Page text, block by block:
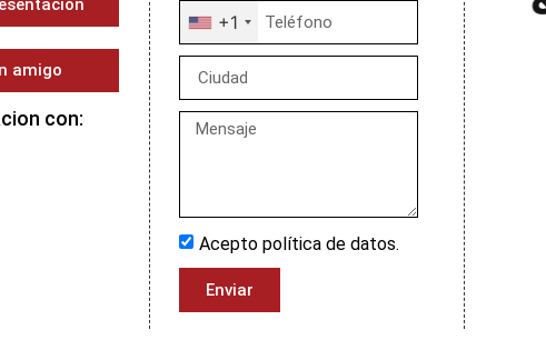
amigo
con:
+1
Acepto política de datos.
Enviar